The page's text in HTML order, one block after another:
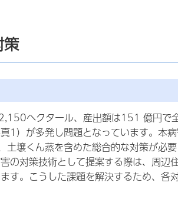
ヘクタール、産出額は151 億円で
1）が多発し問題となっています。本
壌くん蒸を含めた総合的な対策が必
の対策技術として提案する際は、周辺
す。こうした課題を解決するため、各